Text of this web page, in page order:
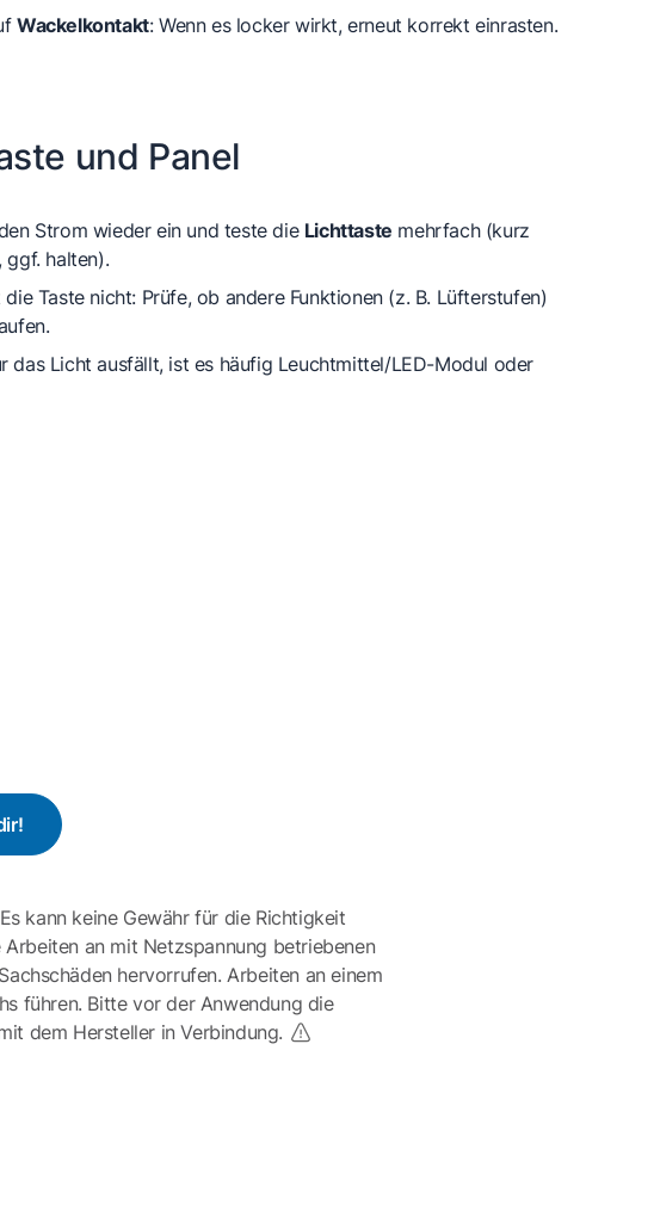
Wackelkontakt: Wenn es locker wirkt, erneut korrekt einrasten.
und Panel
Strom wieder ein und teste die Lichttaste mehrfach (kurz
ggf. halten).
die Taste nicht: Prüfe, ob andere Funktionen (z. B. Lüfterstufen)
das Licht ausfällt, ist es häufig Leuchtmittel/LED-Modul oder
kann keine Gewähr für die Richtigkeit
an mit Netzspannung betriebenen
hervorrufen. Arbeiten an einem
führen. Bitte vor der Anwendung die
dem Hersteller in Verbindung.